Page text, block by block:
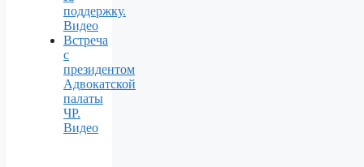
поддержку.
Видео
Встреча
с
президентом
Адвокатской
палаты
ЧР.
Видео